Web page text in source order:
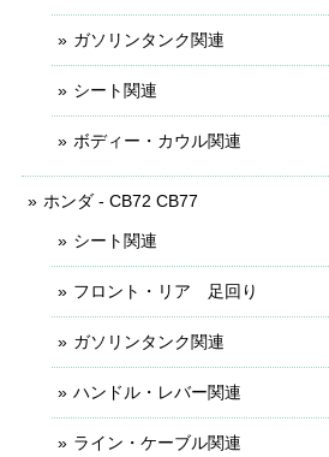
ガソリンタンク関連
シート関連
ボディー・カウル関連
ホンダ - CB72 CB77
シート関連
フロント・リア 足回り
ガソリンタンク関連
ハンドル・レバー関連
ライン・ケーブル関連